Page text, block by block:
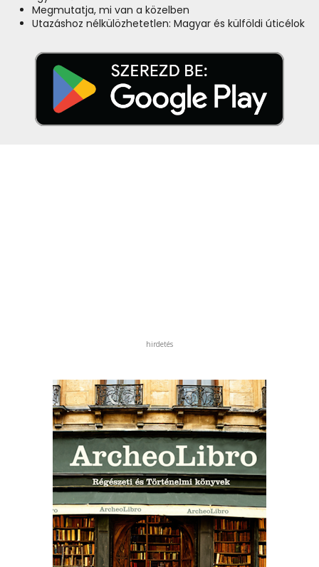
Megmutatja, mi van a közelben
Utazáshoz nélkülözhetetlen: Magyar és külföldi úticélok
hirdetés